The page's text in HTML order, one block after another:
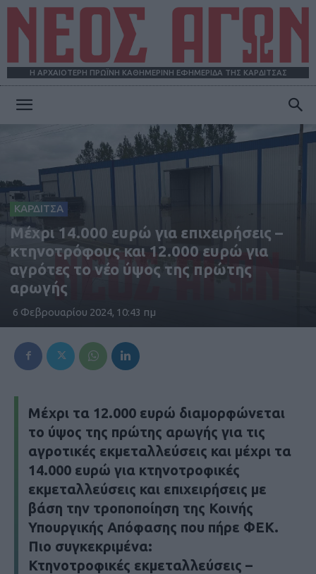
Η ΑΡΧΑΙΟΤΕΡΗ ΠΡΩΪΝΗ ΚΑΘΗΜΕΡΙΝΗ ΕΦΗΜΕΡΙΔΑ ΤΗΣ ΚΑΡΔΙΤΣΑΣ
ΑΓΩΝ
ΚΑΡΔΙΤΣΑ
Μέχρι 14.000 ευρώ για επιχειρήσεις –
κτηνοτρόφους και 12.000 ευρώ για
αγρότες το νέο ύψος της πρώτης
αρωγής
6 Φεβρουαρίου 2024, 10:43 πμ
Μέχρι τα 12.000 ευρώ διαμορφώνεται
το ύψος της πρώτης αρωγής για τις
αγροτικές εκμεταλλεύσεις και μέχρι τα
14.000 ευρώ για κτηνοτροφικές
εκμεταλλεύσεις και επιχειρήσεις με
βάση την τροποποίηση της Κοινής
Υπουργικής Απόφασης που πήρε ΦΕΚ.
Πιο συγκεκριμένα:
Κτηνοτροφικές εκμεταλλεύσεις –